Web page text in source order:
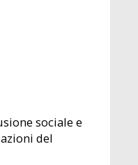
sociale e
del